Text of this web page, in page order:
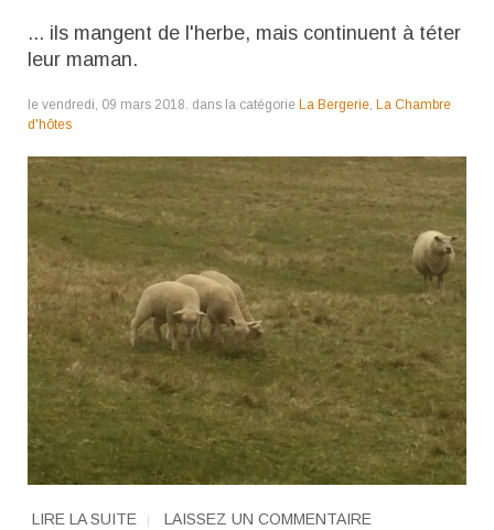
... ils mangent de l'herbe, mais continuent à téter
leur maman.
le vendredi, 09 mars 2018. dans la catégorie La Bergerie, La Chambre
d'hôtes
LIRE LA SUITE LAISSEZ UN COMMENTAIRE